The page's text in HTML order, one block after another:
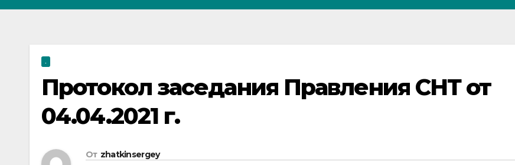
Протокол заседания Правления СНТ от
04.04.2021 г.
От zhatkinsergey